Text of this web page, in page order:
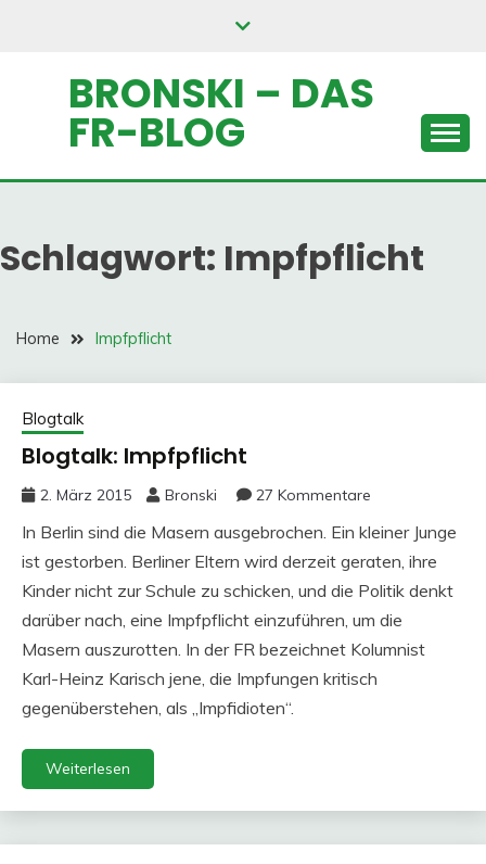
BRONSKI – DAS
FR-BLOG
Schlagwort: Impfpflicht
Home Impfpflicht
Blogtalk
Blogtalk: Impfpflicht
2. März 2015 Bronski 27 Kommentare
In Berlin sind die Masern ausgebrochen. Ein kleiner Junge
ist gestorben. Berliner Eltern wird derzeit geraten, ihre
Kinder nicht zur Schule zu schicken, und die Politik denkt
darüber nach, eine Impfpflicht einzuführen, um die
Masern auszurotten. In der FR bezeichnet Kolumnist
Karl-Heinz Karisch jene, die Impfungen kritisch
gegenüberstehen, als „Impfidioten“.
Weiterlesen